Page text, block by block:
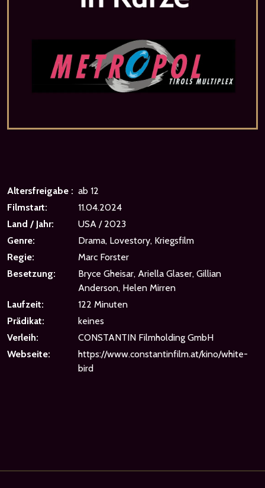
Altersfreigabe : ab 12
Filmstart:
11.04.2024
Land / Jahr:
USA / 2023
Genre:
Drama, Lovestory, Kriegsfilm
Regie:
Marc Forster
Besetzung:
Bryce Gheisar, Ariella Glaser, Gillian
Anderson, Helen Mirren
Laufzeit:
122 Minuten
Prädikat:
keines
Verleih:
CONSTANTIN Filmholding GmbH
Webseite:
https://www.constantinfilm.at/kino/white-
bird